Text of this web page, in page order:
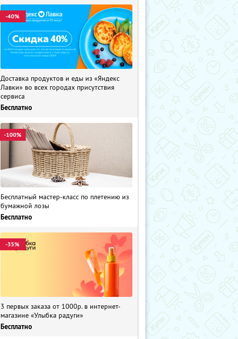
-40%
Доставка продуктов и еды из «Яндекс
Лавки» во всех городах присутствия
сервиса
Бесплатно
-100%
Бесплатный мастер-класс по плетению из
бумажной лозы
Бесплатно
-35%
3 первых заказа от 1000р. в интернет-
магазине «Улыбка радуги»
Бесплатно